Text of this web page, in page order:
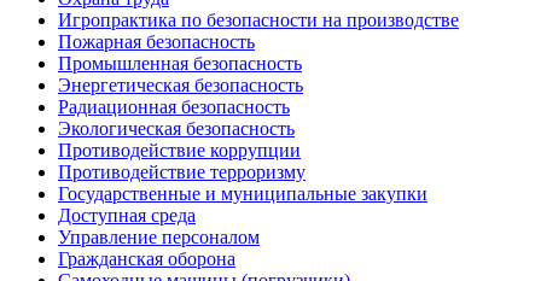
Игропрактика по безопасности на производстве
Пожарная безопасность
Промышленная безопасность
Энергетическая безопасность
Радиационная безопасность
Экологическая безопасность
Противодействие коррупции
Противодействие терроризму
Государственные и муниципальные закупки
Доступная среда
Управление персоналом
Гражданская оборона